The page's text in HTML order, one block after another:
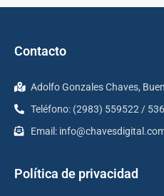
Contacto
Adolfo Gonzales Chaves,
Teléfono: (2983) 559522 /
Email:
Política de privacidad